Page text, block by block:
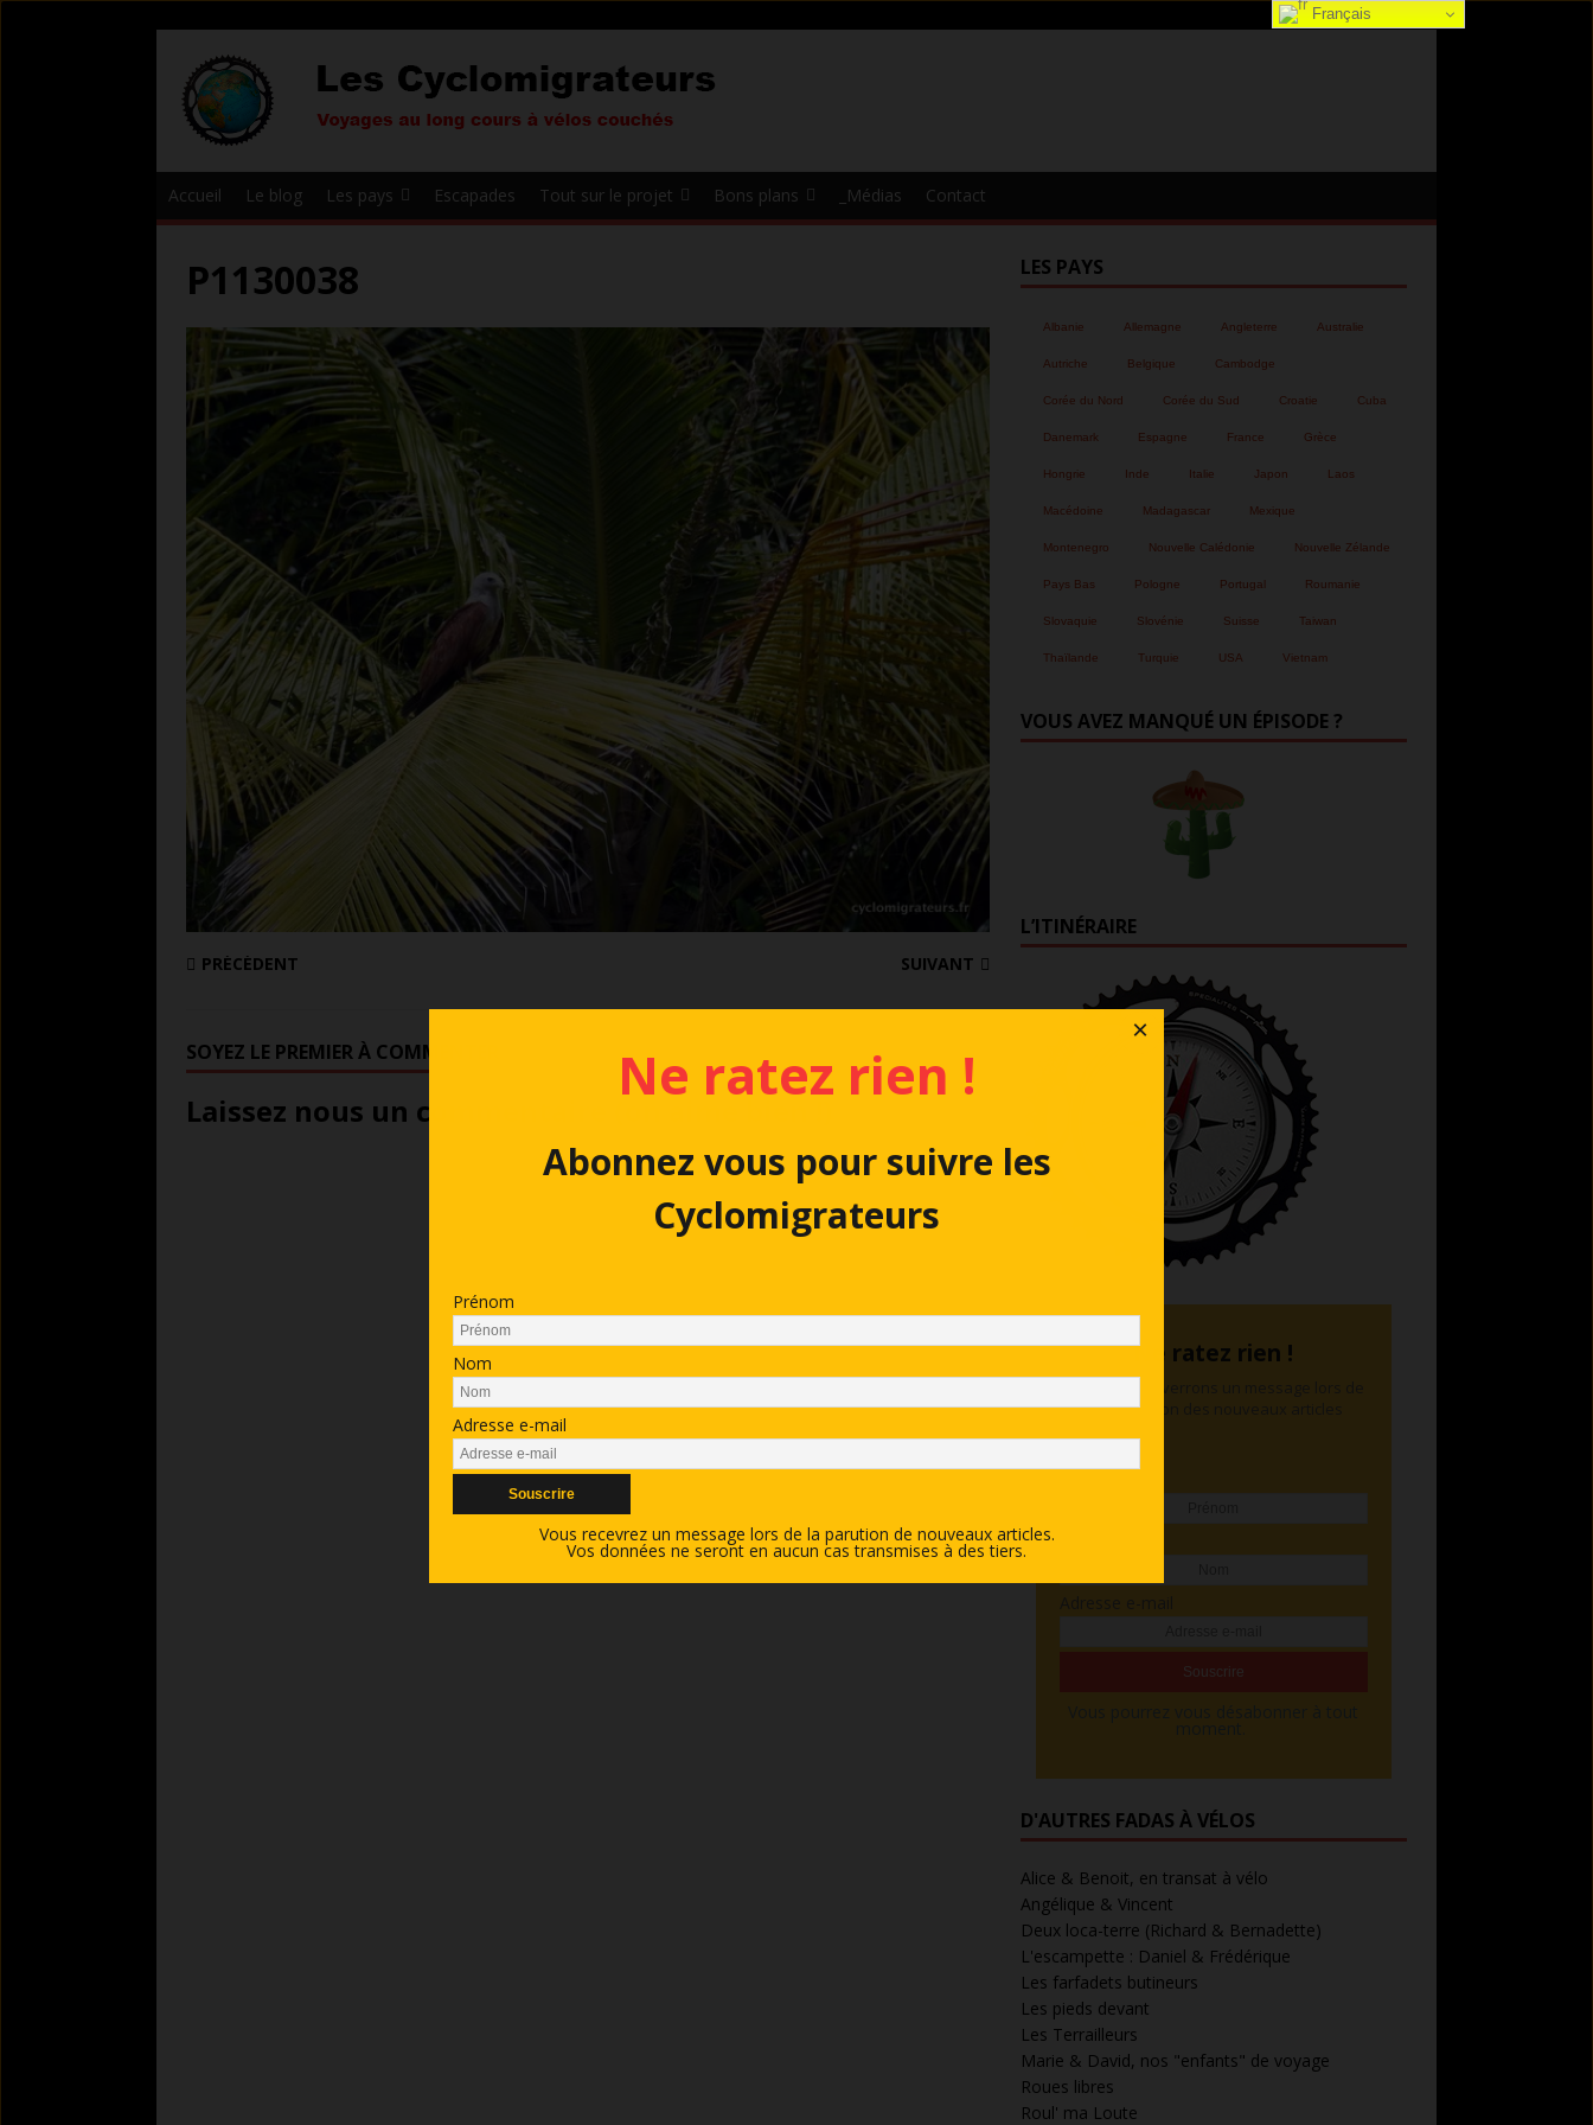
Accueil Le blog Les pays Escapades Tout sur le projet Bons plans _Médias Contact
P1130038
PRÉCÉDENT SUIVANT
SOYEZ LE PREMIER À COMMENTER
Laissez nous un commentaire (on aime bien !)
LES PAYS
Albanie Allemagne Angleterre Australie
Autriche Belgique Cambodge
Corée du Nord Corée du Sud Croatie Cuba
Danemark Espagne France Grèce
Hongrie Inde Italie Japon Laos
Macédoine Madagascar Mexique
Montenegro Nouvelle Calédonie Nouvelle Zélande
Pays Bas Pologne Portugal Roumanie
Slovaquie Slovénie Suisse Taiwan
Thaïlande Turquie USA Vietnam
VOUS AVEZ MANQUÉ UN ÉPISODE ?
L’ITINÉRAIRE
Ne ratez rien !
la publication des nouveaux articles
D'AUTRES FADAS À VÉLOS
Alice & Benoit, en transat à vélo
Angélique & Vincent
Deux loca-terre (Richard & Bernadette)
L'escampette : Daniel & Frédérique
Les farfadets butineurs
Les pieds devant
Les Terrailleurs
Marie & David, nos "enfants" de voyage
Roues libres
Roul' ma Loute
Ne ratez rien !
Abonnez vous pour suivre les
Cyclomigrateurs
Prénom
Nom
Adresse e-mail
Vous recevrez un message lors de la parution de nouveaux articles.
Vos données ne seront en aucun cas transmises à des tiers.
×
Français